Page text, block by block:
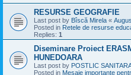
RESURSE GEOGRAFIE
Last post by Bîscă Mirela «
Posted in Retele de resurse
Replies: 1
Diseminare Proiect
HUNEDOARA
Last post by POSTLIC
Posted in Mesaje importante